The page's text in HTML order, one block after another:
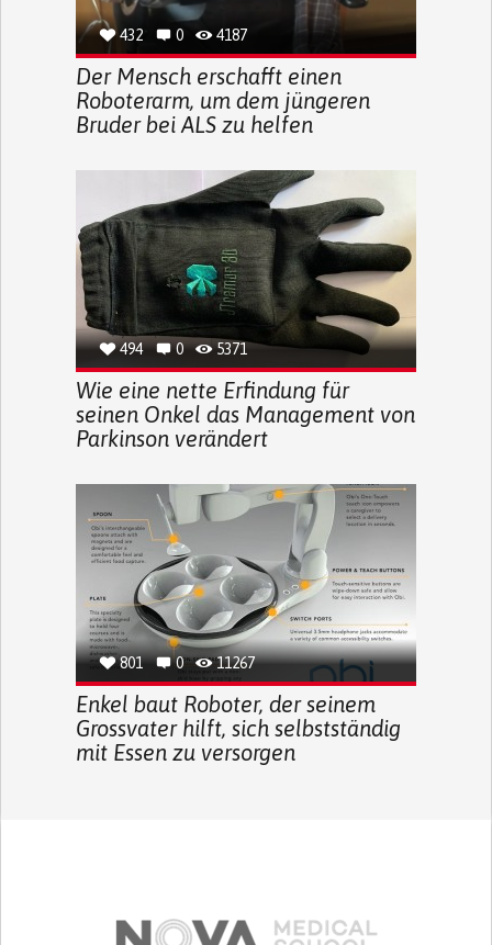
432 0 4187
Der Mensch erschafft einen
Roboterarm, um dem jüngeren
Bruder bei ALS zu helfen
494 0 5371
Wie eine nette Erfindung für
seinen Onkel das Management von
Parkinson verändert
801 0 11267
Enkel baut Roboter, der seinem
Grossvater hilft, sich selbstständig
mit Essen zu versorgen